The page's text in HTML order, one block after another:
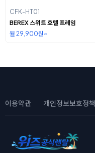
CFK-HT01
BEREX 스위트 호텔 프레임
월 29,900원~
이용약관 개인정보보호정책